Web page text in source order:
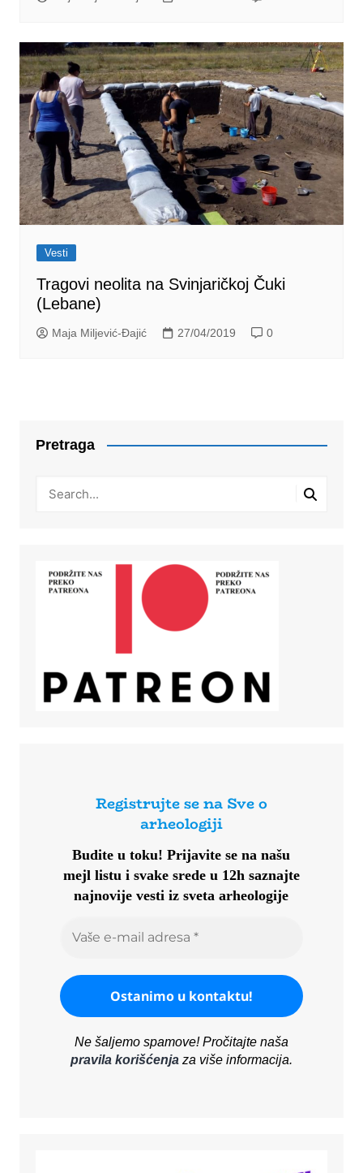
Vesti
Tragovi neolita na Svinjaričkoj Čuki
(Lebane)
Maja Miljević-Đajić 27/04/2019 0
Pretraga
Registrujte se na Sve o
arheologiji
Budite u toku!Prijavite se na našu
mejl listu i svake srede u 12h saznajte
najnovije vesti iz sveta arheologije
Ne šaljemo spamove! Pročitajte naša
pravila korišćenjaza više informacija.